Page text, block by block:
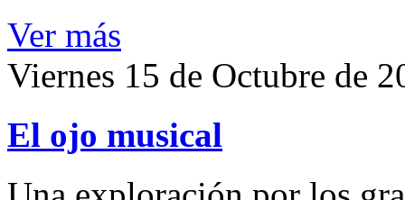
Ver más
Viernes 15 de Octubre de
El ojo musical